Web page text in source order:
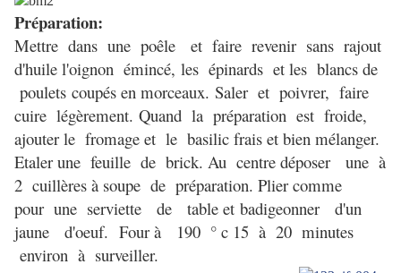
Préparation:
Mettre dans une poêle et faire revenir sans rajout
d'huile l'oignon émincé, les épinards et les blancs de
poulets coupés en morceaux. Saler et poivrer, faire
cuire légèrement. Quand la préparation est froide,
ajouter le fromage et le basilic frais et bien mélanger.
Etaler une feuille de brick. Au centre déposer une à
2 cuillères à soupe de préparation. Plier comme
pour une serviette de table et badigeonner d'un
jaune d'oeuf. Four à 190 ° c 15 à 20 minutes
environ à surveiller.